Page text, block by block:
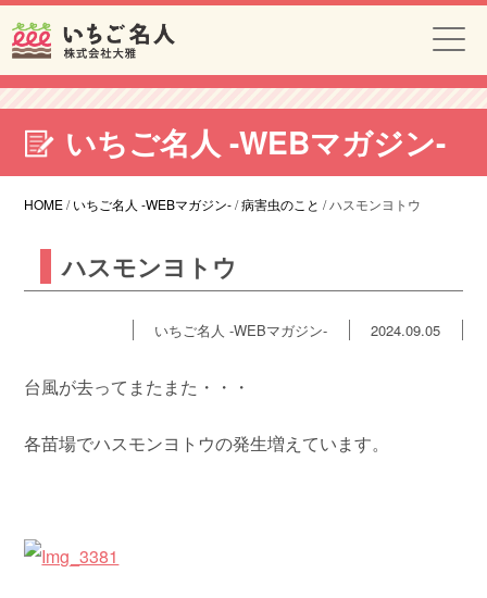
いちご名人 -WEBマガジン-
HOME/いちご名人 -WEBマガジン-/病害虫のこと /ハスモンヨトウ
ハスモンヨトウ
いちご名人 -WEBマガジン- 2024.09.05
台風が去ってまたまた・・・
各苗場でハスモンヨトウの発生増えています。